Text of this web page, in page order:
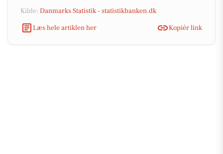
Kilde: Danmarks Statistik - statistikbanken.dk
Læs hele artiklen her
Kopiér link